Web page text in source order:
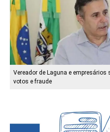
Vereador de Laguna e
votos e fraude